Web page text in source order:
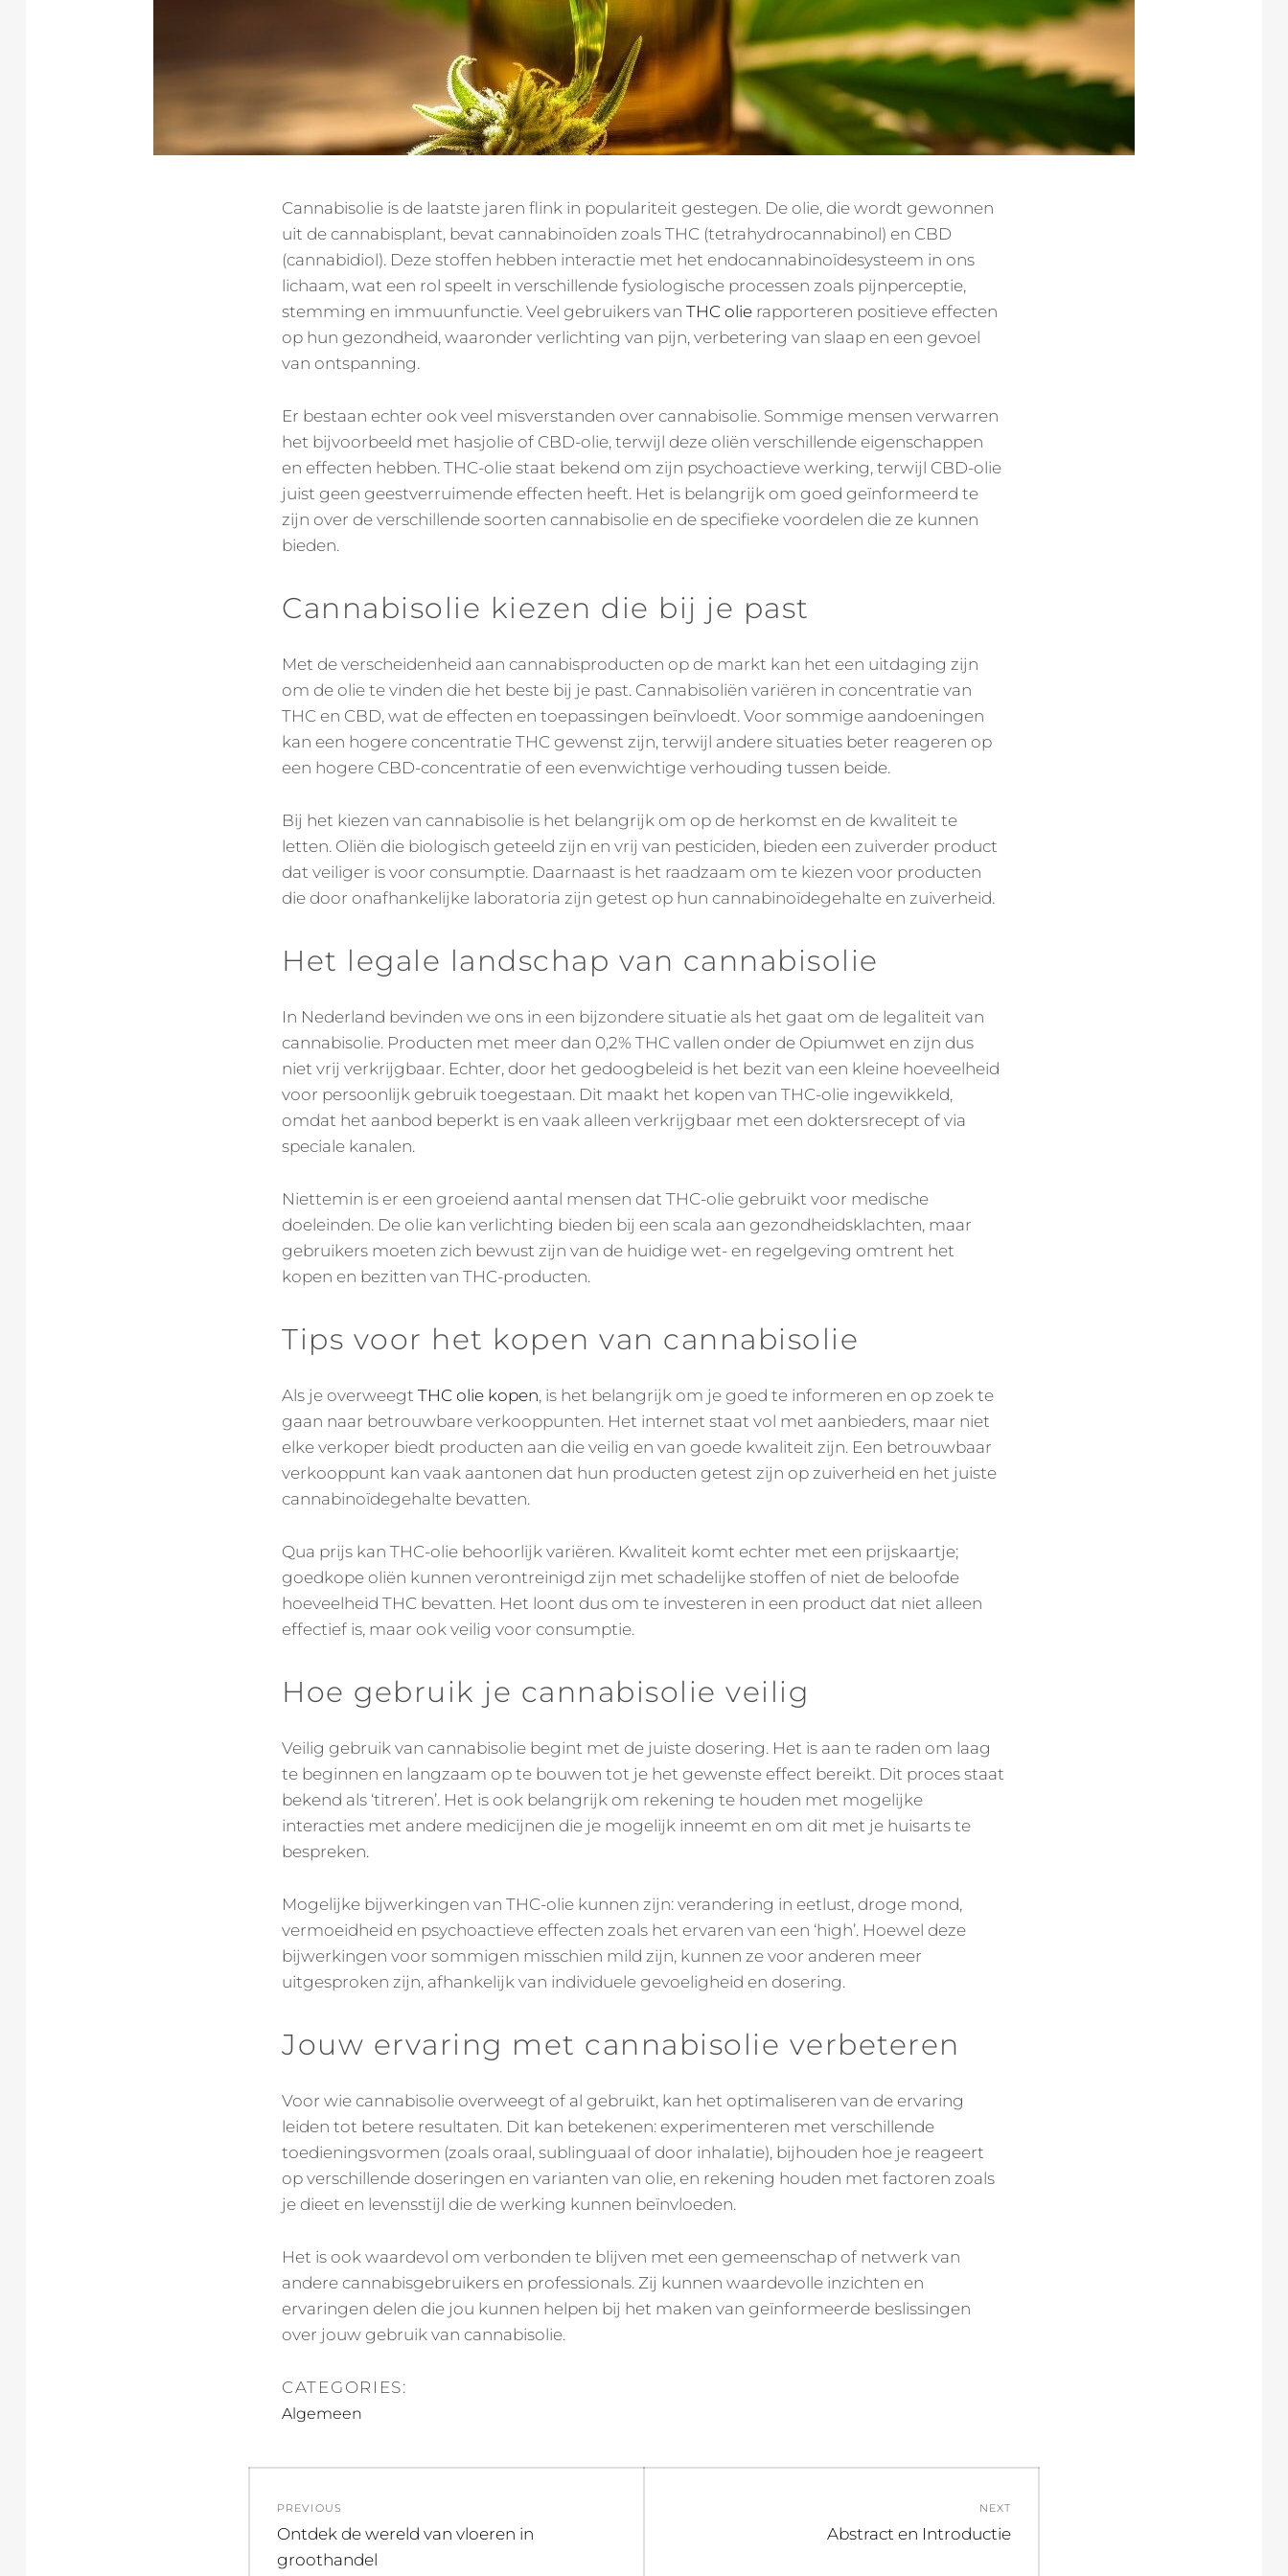
Cannabisolie is de laatste jaren flink in populariteit gestegen. De olie, die wordt gewonnen
uit de cannabisplant, bevat cannabinoïden zoals THC (tetrahydrocannabinol) en CBD
(cannabidiol). Deze stoffen hebben interactie met het endocannabinoïdesysteem in ons
lichaam, wat een rol speelt in verschillende fysiologische processen zoals pijnperceptie,
stemming en immuunfunctie. Veel gebruikers van THC olie rapporteren positieve effecten
op hun gezondheid, waaronder verlichting van pijn, verbetering van slaap en een gevoel
van ontspanning.
Er bestaan echter ook veel misverstanden over cannabisolie. Sommige mensen verwarren
het bijvoorbeeld met hasjolie of CBD-olie, terwijl deze oliën verschillende eigenschappen
en effecten hebben. THC-olie staat bekend om zijn psychoactieve werking, terwijl CBD-olie
juist geen geestverruimende effecten heeft. Het is belangrijk om goed geïnformeerd te
zijn over de verschillende soorten cannabisolie en de specifieke voordelen die ze kunnen
bieden.
Cannabisolie kiezen die bij je past
Met de verscheidenheid aan cannabisproducten op de markt kan het een uitdaging zijn
om de olie te vinden die het beste bij je past. Cannabisoliën variëren in concentratie van
THC en CBD, wat de effecten en toepassingen beïnvloedt. Voor sommige aandoeningen
kan een hogere concentratie THC gewenst zijn, terwijl andere situaties beter reageren op
een hogere CBD-concentratie of een evenwichtige verhouding tussen beide.
Bij het kiezen van cannabisolie is het belangrijk om op de herkomst en de kwaliteit te
letten. Oliën die biologisch geteeld zijn en vrij van pesticiden, bieden een zuiverder product
dat veiliger is voor consumptie. Daarnaast is het raadzaam om te kiezen voor producten
die door onafhankelijke laboratoria zijn getest op hun cannabinoïdegehalte en zuiverheid.
Het legale landschap van cannabisolie
In Nederland bevinden we ons in een bijzondere situatie als het gaat om de legaliteit van
cannabisolie. Producten met meer dan 0,2% THC vallen onder de Opiumwet en zijn dus
niet vrij verkrijgbaar. Echter, door het gedoogbeleid is het bezit van een kleine hoeveelheid
voor persoonlijk gebruik toegestaan. Dit maakt het kopen van THC-olie ingewikkeld,
omdat het aanbod beperkt is en vaak alleen verkrijgbaar met een doktersrecept of via
speciale kanalen.
Niettemin is er een groeiend aantal mensen dat THC-olie gebruikt voor medische
doeleinden. De olie kan verlichting bieden bij een scala aan gezondheidsklachten, maar
gebruikers moeten zich bewust zijn van de huidige wet- en regelgeving omtrent het
kopen en bezitten van THC-producten.
Tips voor het kopen van cannabisolie
Als je overweegt THC olie kopen, is het belangrijk om je goed te informeren en op zoek te
gaan naar betrouwbare verkooppunten. Het internet staat vol met aanbieders, maar niet
elke verkoper biedt producten aan die veilig en van goede kwaliteit zijn. Een betrouwbaar
verkooppunt kan vaak aantonen dat hun producten getest zijn op zuiverheid en het juiste
cannabinoïdegehalte bevatten.
Qua prijs kan THC-olie behoorlijk variëren. Kwaliteit komt echter met een prijskaartje;
goedkope oliën kunnen verontreinigd zijn met schadelijke stoffen of niet de beloofde
hoeveelheid THC bevatten. Het loont dus om te investeren in een product dat niet alleen
effectief is, maar ook veilig voor consumptie.
Hoe gebruik je cannabisolie veilig
Veilig gebruik van cannabisolie begint met de juiste dosering. Het is aan te raden om laag
te beginnen en langzaam op te bouwen tot je het gewenste effect bereikt. Dit proces staat
bekend als ‘titreren’. Het is ook belangrijk om rekening te houden met mogelijke
interacties met andere medicijnen die je mogelijk inneemt en om dit met je huisarts te
bespreken.
Mogelijke bijwerkingen van THC-olie kunnen zijn: verandering in eetlust, droge mond,
vermoeidheid en psychoactieve effecten zoals het ervaren van een ‘high’. Hoewel deze
bijwerkingen voor sommigen misschien mild zijn, kunnen ze voor anderen meer
uitgesproken zijn, afhankelijk van individuele gevoeligheid en dosering.
Jouw ervaring met cannabisolie verbeteren
Voor wie cannabisolie overweegt of al gebruikt, kan het optimaliseren van de ervaring
leiden tot betere resultaten. Dit kan betekenen: experimenteren met verschillende
toedieningsvormen (zoals oraal, sublinguaal of door inhalatie), bijhouden hoe je reageert
op verschillende doseringen en varianten van olie, en rekening houden met factoren zoals
je dieet en levensstijl die de werking kunnen beïnvloeden.
Het is ook waardevol om verbonden te blijven met een gemeenschap of netwerk van
andere cannabisgebruikers en professionals. Zij kunnen waardevolle inzichten en
ervaringen delen die jou kunnen helpen bij het maken van geïnformeerde beslissingen
over jouw gebruik van cannabisolie.
CATEGORIES:
Algemeen
navigation
PREVIOUS
Previous
post:
Ontdek de wereld van vloeren in
groothandel
NEXT
Next
Abstract en Introductie